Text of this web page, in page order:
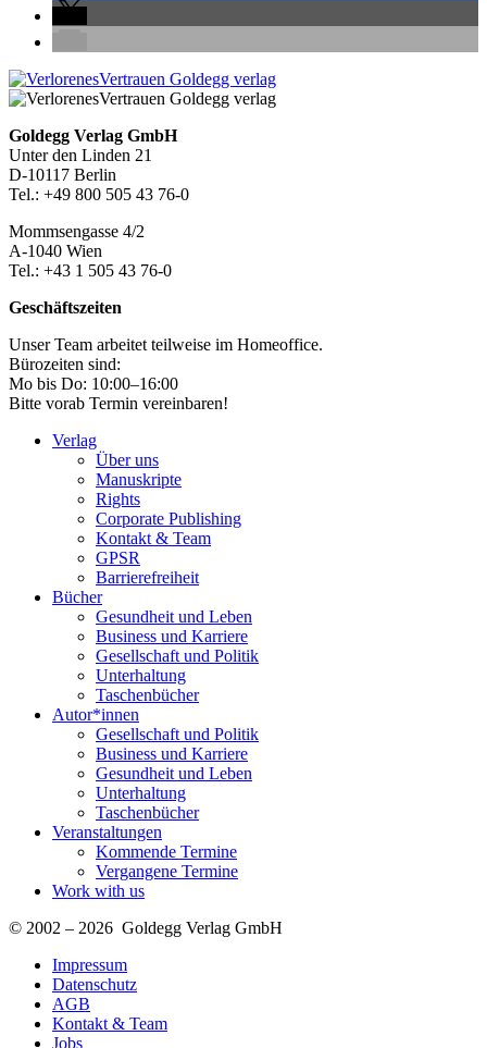
Seitenleiste
Footer-
Section
Goldegg Verlag GmbH
Unter den Linden 21
D-10117 Berlin
Tel.: +49 800 505 43 76-0
Mommsengasse 4/2
A-1040 Wien
Tel.: +43 1 505 43 76-0
Geschäftszeiten
Unser Team arbeitet teilweise im Homeoffice.
Bürozeiten sind:
Mo bis Do: 10:00–16:00
Bitte vorab Termin vereinbaren!
Verlag
Über uns
Manuskripte
Rights
Corporate Publishing
Kontakt & Team
GPSR
Barrierefreiheit
Bücher
Gesundheit und Leben
Business und Karriere
Gesellschaft und Politik
Unterhaltung
Taschenbücher
Autor*innen
Gesellschaft und Politik
Business und Karriere
Gesundheit und Leben
Unterhaltung
Taschenbücher
Veranstaltungen
Kommende Termine
Vergangene Termine
Work with us
© 2002 – 2026 Goldegg Verlag GmbH
Impressum
Datenschutz
AGB
Kontakt & Team
Jobs